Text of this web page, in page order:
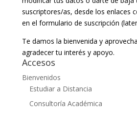
suscriptores/as, desde los enlaces
en el formulario de suscripción
Te damos la bienvenida y
agradecer tu interés y apoyo.
Accesos
Bienvenidos
Estudiar a Distancia
Consultoría Académica